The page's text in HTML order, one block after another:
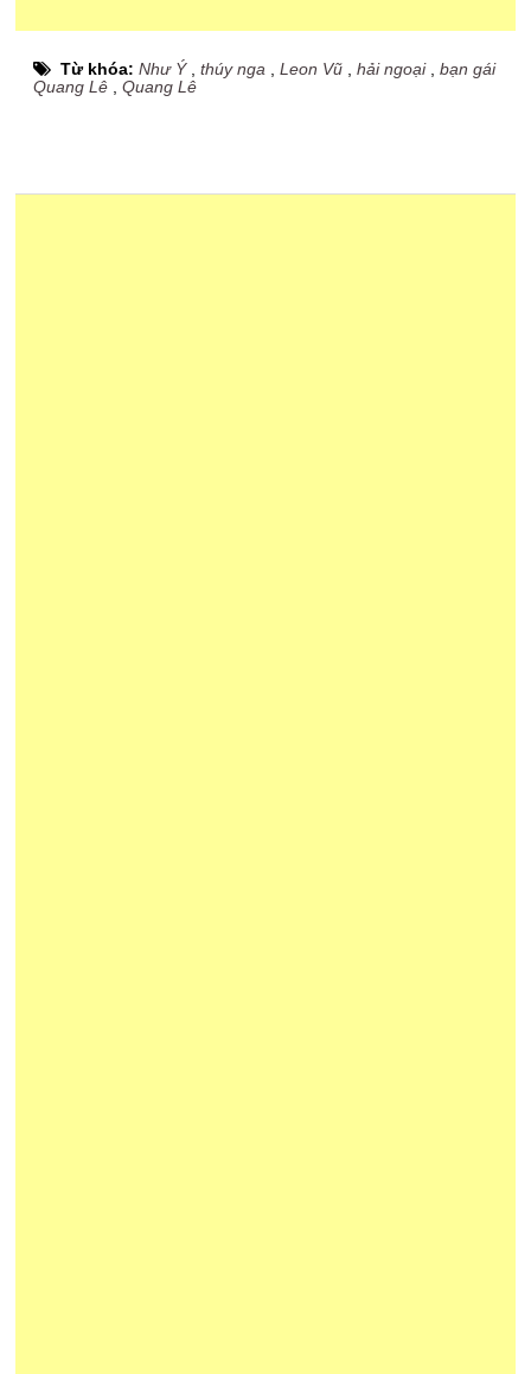
Từ khóa:Như Ý,thúy nga ,Leon Vũ ,hải ngoại,bạn gái
Quang Lê ,Quang Lê